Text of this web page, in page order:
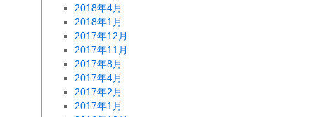
2018年4月
2018年1月
2017年12月
2017年11月
2017年8月
2017年4月
2017年2月
2017年1月